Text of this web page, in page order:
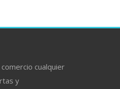
cualquier
y